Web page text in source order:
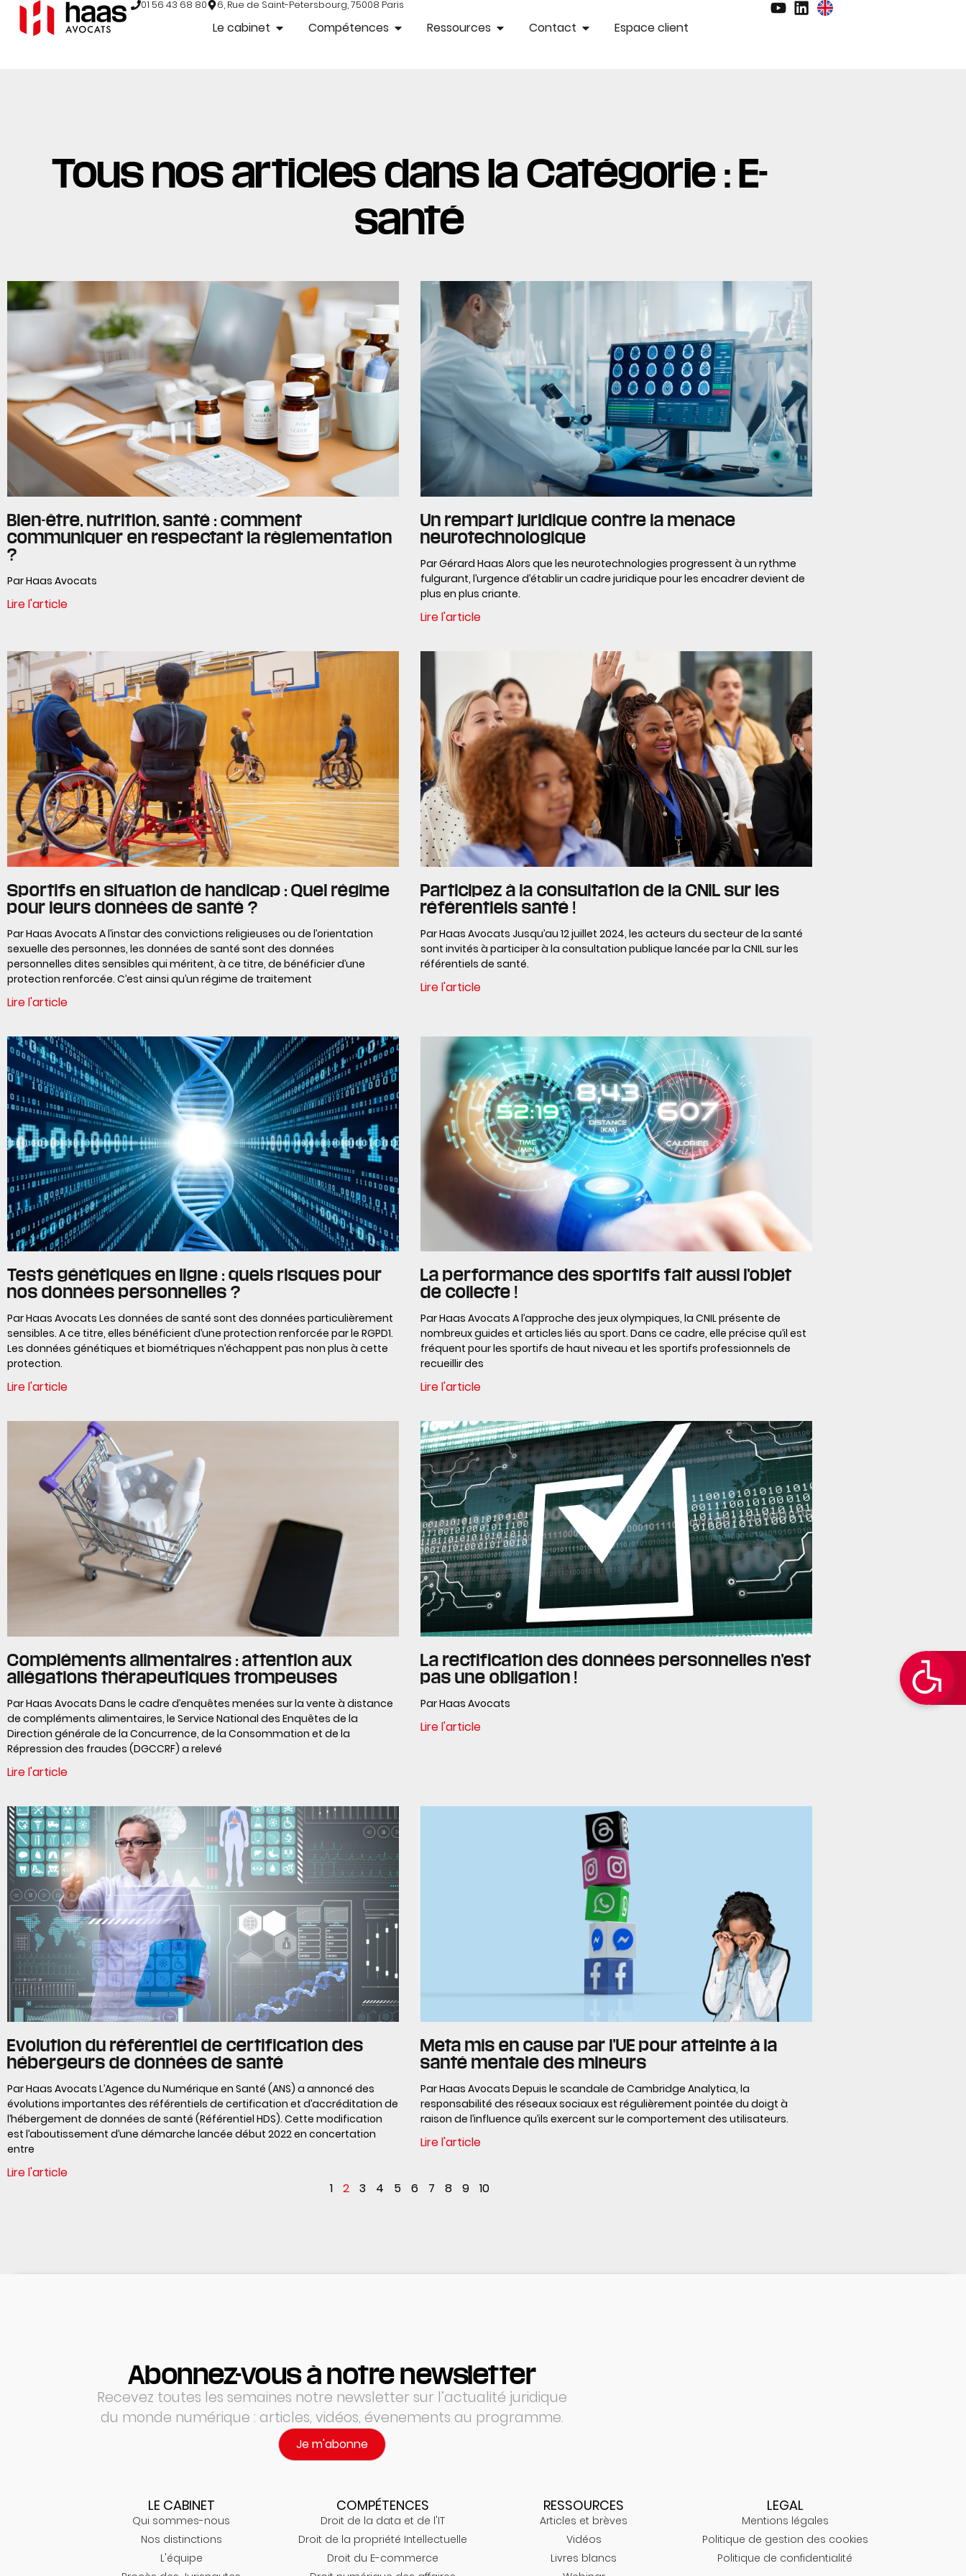
01 56 43 68 80 6, Rue de Saint-Petersbourg, 75008 Paris
Le cabinet Compétences Ressources Contact Espace client
Tous nos articles dans la Catégorie : E-
santé
Bien-être, nutrition, santé : comment
communiquer en respectant la règlementation
?
Par Haas Avocats
Lire l'article
Un rempart juridique contre la menace
neurotechnologique
Par Gérard Haas Alors que les neurotechnologies progressent à un rythme
fulgurant, l’urgence d’établir un cadre juridique pour les encadrer devient de
plus en plus criante.
Lire l'article
Sportifs en situation de handicap : Quel régime
pour leurs données de santé ?
Par Haas Avocats A l’instar des convictions religieuses ou de l’orientation
sexuelle des personnes, les données de santé sont des données
personnelles dites sensibles qui méritent, à ce titre, de bénéficier d’une
protection renforcée. C’est ainsi qu’un régime de traitement
Lire l'article
Participez à la consultation de la CNIL sur les
référentiels santé !
Par Haas Avocats Jusqu’au 12 juillet 2024, les acteurs du secteur de la santé
sont invités à participer à la consultation publique lancée par la CNIL sur les
référentiels de santé.
Lire l'article
Tests génétiques en ligne : quels risques pour
nos données personnelles ?
Par Haas Avocats Les données de santé sont des données particulièrement
sensibles. A ce titre, elles bénéficient d’une protection renforcée par le RGPD1.
Les données génétiques et biométriques n’échappent pas non plus à cette
protection.
Lire l'article
La performance des sportifs fait aussi l’objet
de collecte !
Par Haas Avocats A l’approche des jeux olympiques, la CNIL présente de
nombreux guides et articles liés au sport. Dans ce cadre, elle précise qu’il est
fréquent pour les sportifs de haut niveau et les sportifs professionnels de
recueillir des
Lire l'article
Compléments alimentaires : attention aux
allégations thérapeutiques trompeuses
Par Haas Avocats Dans le cadre d’enquêtes menées sur la vente à distance
de compléments alimentaires, le Service National des Enquêtes de la
Direction générale de la Concurrence, de la Consommation et de la
Répression des fraudes (DGCCRF) a relevé
Lire l'article
La rectification des données personnelles n’est
pas une obligation !
Par Haas Avocats
Lire l'article
Evolution du référentiel de certification des
hébergeurs de données de santé
Par Haas Avocats L’Agence du Numérique en Santé (ANS) a annoncé des
évolutions importantes des référentiels de certification et d’accréditation de
l’hébergement de données de santé (Référentiel HDS). Cette modification
est l’aboutissement d’une démarche lancée début 2022 en concertation
entre
Lire l'article
Meta mis en cause par l’UE pour atteinte à la
santé mentale des mineurs
Par Haas Avocats Depuis le scandale de Cambridge Analytica, la
responsabilité des réseaux sociaux est régulièrement pointée du doigt à
raison de l’influence qu’ils exercent sur le comportement des utilisateurs.
Lire l'article
1 2 3 4 5 6 7 8 9 10
Abonnez-vous à notre newsletter
Recevez toutes les semaines notre newsletter sur l’actualité juridique
du monde numérique : articles, vidéos, évenements au programme.
Je m'abonne
LE CABINET
Qui sommes-nous
Nos distinctions
L'équipe
COMPÉTENCES
Droit de la data et de l'IT
Droit de la propriété Intellectuelle
Droit du E-commerce
RESSOURCES
Articles et brèves
Vidéos
Livres blancs
LEGAL
Mentions légales
Politique de gestion des cookies
Politique de confidentialité